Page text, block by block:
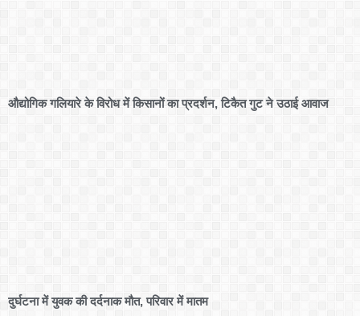
औद्योगिक गलियारे के विरोध में किसानों का प्रदर्शन, टिकैत गुट ने उठाई आवाज
दुर्घटना में युवक की दर्दनाक मौत, परिवार में मातम